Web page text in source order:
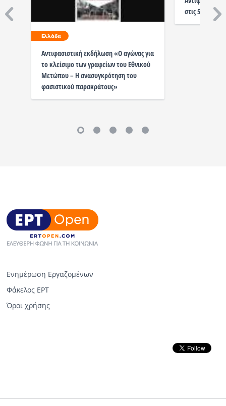
Ελλάδα
Αντιφασιστική εκδήλωση «Ο αγώνας για
το κλείσιμο των γραφείων του Εθνικού
Μετώπου – Η ανασυγκρότηση του
φασιστικού παρακράτους»
στις 5 Ιουνίου
Ενημέρωση Εργαζομένων
Φάκελος ΕΡΤ
Όροι χρήσης